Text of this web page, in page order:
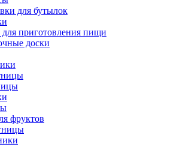
для бутылок
для приготовления пищи
доски
фруктов